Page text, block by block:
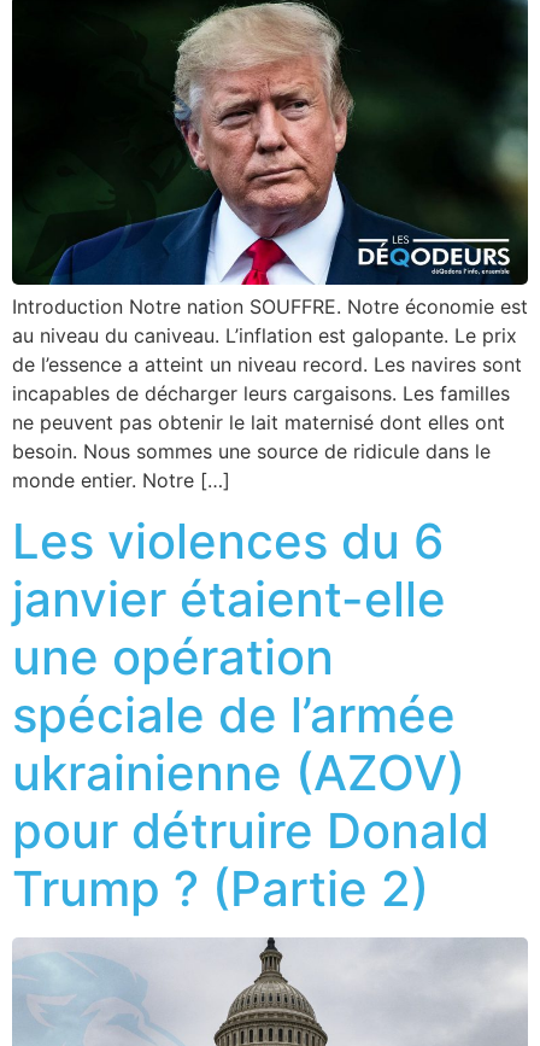
Introduction Notre nation SOUFFRE. Notre économie est
au niveau du caniveau. L’inflation est galopante. Le prix
de l’essence a atteint un niveau record. Les navires sont
incapables de décharger leurs cargaisons. Les familles
ne peuvent pas obtenir le lait maternisé dont elles ont
besoin. Nous sommes une source de ridicule dans le
monde entier. Notre […]
Les violences du 6
janvier étaient-elle
une opération
spéciale de l’armée
ukrainienne (AZOV)
pour détruire Donald
Trump ? (Partie 2)